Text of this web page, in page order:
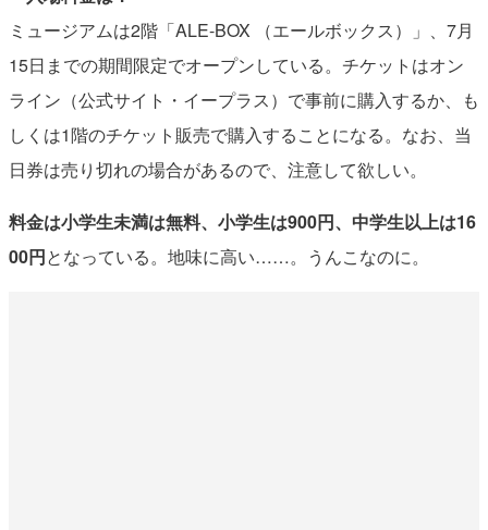
ミュージアムは2階「ALE-BOX （エールボックス）」、7月
15日までの期間限定でオープンしている。チケットはオン
ライン（公式サイト・イープラス）で事前に購入するか、も
しくは1階のチケット販売で購入することになる。なお、当
日券は売り切れの場合があるので、注意して欲しい。
料金は小学生未満は無料、小学生は900円、中学生以上は16
00円となっている。地味に高い……。うんこなのに。